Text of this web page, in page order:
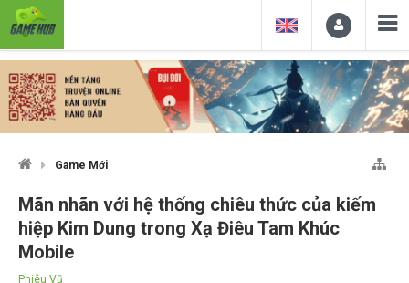
Game Mới
Mãn nhãn với hệ thống chiêu thức của kiếm
hiệp Kim Dung trong Xạ Điêu Tam Khúc
Mobile
Phiêu Vũ